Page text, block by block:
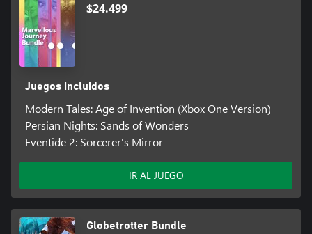
$24.499
Juegos incluidos
Modern Tales: Age of Invention (Xbox One Version)
Persian Nights: Sands of Wonders
Eventide 2: Sorcerer's Mirror
IR AL JUEGO
Globetrotter Bundle